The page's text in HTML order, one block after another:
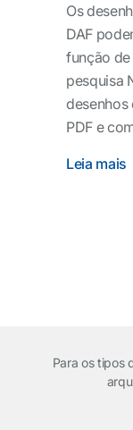
Os
DAF
função
pesquisa
desenhos
PDF e
Leia mais
Para os tipos